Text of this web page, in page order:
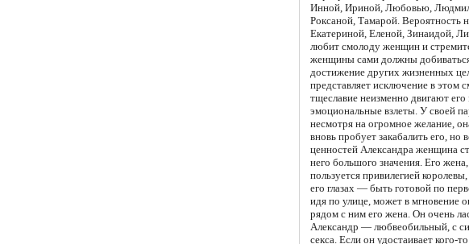
Инной, Ириной, Любовью,
Роксаной, Тамарой. Вероятность
Екатериной, Еленой, Зинаидой,
любит смолоду женщин и
женщины сами должны
достижение других жизненных
представляет исключение в этом
тщеславие неизменно двигают
эмоциональные взлеты. У своей
несмотря на огромное желание,
вновь пробует закабалить его, но
ценностей Александра женщина
него большого значения. Его
пользуется привилегией
его глазах — быть готовой по
идя по улице, может в мгновение
рядом с ним его жена. Он очень
Александр — любвеобильный, с
секса. Если он удостаивает